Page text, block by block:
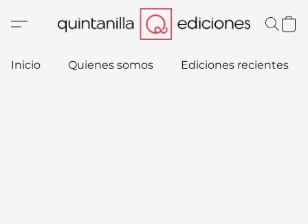
Inicio Quienes somos Ediciones recientes